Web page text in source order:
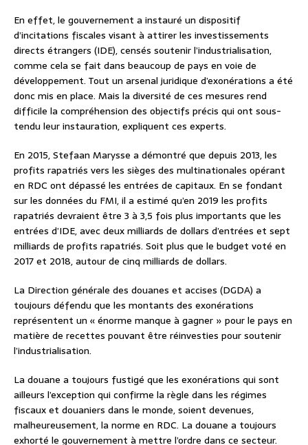
En effet, le gouvernement a instauré un dispositif
d’incitations fiscales visant à attirer les investissements
directs étrangers (IDE), censés soutenir l’industrialisation,
comme cela se fait dans beaucoup de pays en voie de
développement. Tout un arsenal juridique d’exonérations a été
donc mis en place. Mais la diversité de ces mesures rend
difficile la compréhension des objectifs précis qui ont sous-
tendu leur instauration, expliquent ces experts.
En 2015, Stefaan Marysse a démontré que depuis 2013, les
profits rapatriés vers les sièges des multinationales opérant
en RDC ont dépassé les entrées de capitaux. En se fondant
sur les données du FMI, il a estimé qu’en 2019 les profits
rapatriés devraient être 3 à 3,5 fois plus importants que les
entrées d’IDE, avec deux milliards de dollars d’entrées et sept
milliards de profits rapatriés. Soit plus que le budget voté en
2017 et 2018, autour de cinq milliards de dollars.
La Direction générale des douanes et accises (DGDA) a
toujours défendu que les montants des exonérations
représentent un « énorme manque à gagner » pour le pays en
matière de recettes pouvant être réinvesties pour soutenir
l’industrialisation.
La douane a toujours fustigé que les exonérations qui sont
ailleurs l’exception qui confirme la règle dans les régimes
fiscaux et douaniers dans le monde, soient devenues,
malheureusement, la norme en RDC. La douane a toujours
exhorté le gouvernement à mettre l’ordre dans ce secteur.